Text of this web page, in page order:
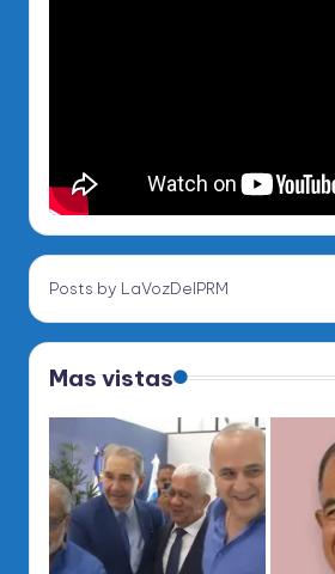
Posts by LaVozDelPRM
Mas vistas